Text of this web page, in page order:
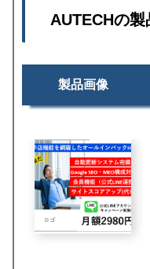
AUTECHの製
製品画像